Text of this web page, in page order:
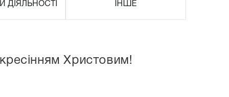
ДІЯЛЬНОСТІ ІНШЕ
Христовим!